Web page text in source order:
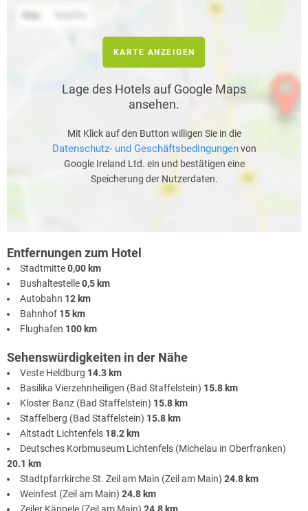
KARTE ANZEIGEN
Lage des Hotels auf Google Maps
ansehen.
Mit Klick auf den Button willigen Sie in die
Datenschutz- und Geschäftsbedingungenvon
Google Ireland Ltd. ein und bestätigen eine
Speicherung der Nutzerdaten.
Entfernungen zum Hotel
Stadtmitte0,00 km
Bushaltestelle0,5 km
Autobahn 12 km
Bahnhof 15 km
Flughafen 100 km
Sehenswürdigkeiten in der Nähe
Veste Heldburg 14.3 km
Basilika Vierzehnheiligen (Bad Staffelstein) 15.8 km
Kloster Banz (Bad Staffelstein) 15.8 km
Staffelberg (Bad Staffelstein) 15.8 km
Altstadt Lichtenfels 18.2 km
Deutsches Korbmuseum Lichtenfels (Michelau in Oberfranken)
20.1 km
Stadtpfarrkirche St. Zeil am Main (Zeil am Main) 24.8 km
Weinfest (Zeil am Main) 24.8 km